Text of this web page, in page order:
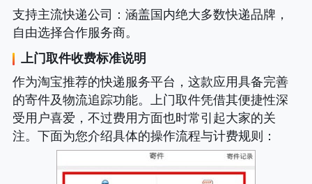
支持主流快递公司
：涵盖国内绝大多数快递品牌，
自由选择合作服务商。
上门取件收费标准说明
作为淘宝推荐的快递服务平台，这款应用具备完善
的寄件及物流追踪功能。上门取件凭借其便捷性深
受用户喜爱，不过费用方面也时常引起大家的关
注。下面为您介绍具体的操作流程与计费规则 ：